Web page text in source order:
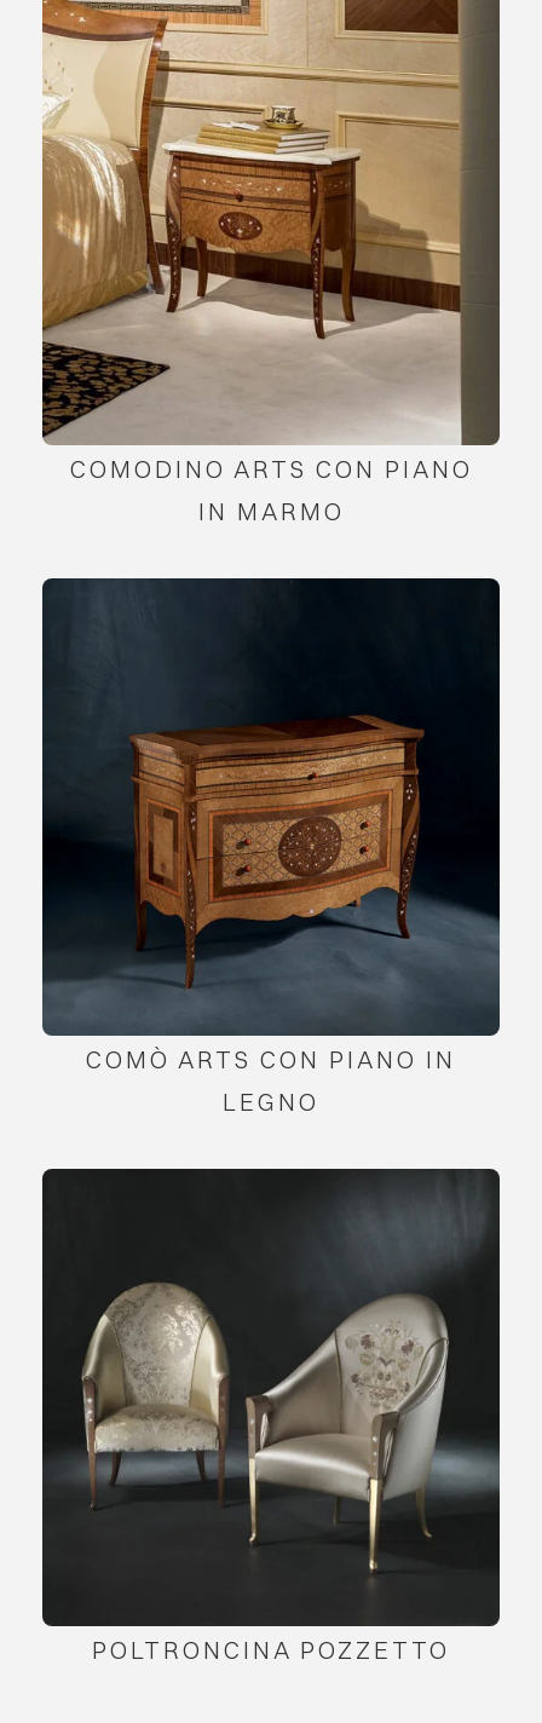
COMODINO ARTS CON PIANO
IN MARMO
COMÒ ARTS CON PIANO IN
LEGNO
POLTRONCINA POZZETTO